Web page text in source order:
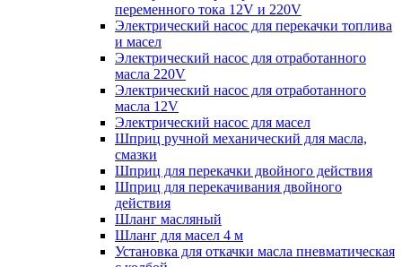
переменного тока 12V и 220V
Электрический насос для перекачки топлива
и масел
Электрический насос для отработанного
масла 220V
Электрический насос для отработанного
масла 12V
Электрический насос для масел
Шприц ручной механический для масла,
смазки
Шприц для перекачки двойного действия
Шприц для перекачивания двойного
действия
Шланг масляный
Шланг для масел 4 м
Установка для откачки масла пневматическая